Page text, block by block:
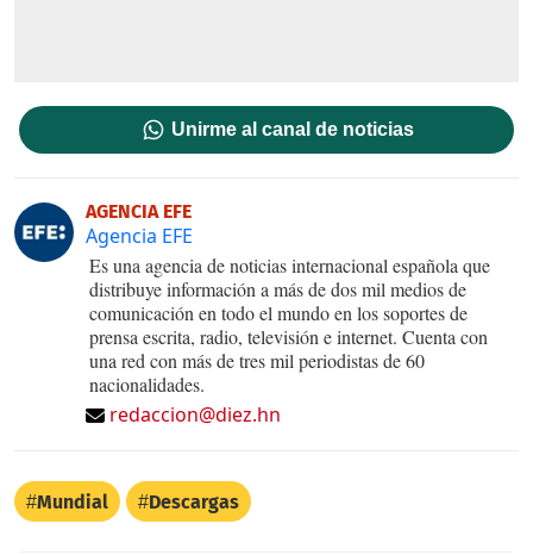
Unirme al canal de noticias
AGENCIA EFE
Agencia EFE
Es una agencia de noticias internacional española que
distribuye información a más de dos mil medios de
comunicación en todo el mundo en los soportes de
prensa escrita, radio, televisión e internet. Cuenta con
una red con más de tres mil periodistas de 60
nacionalidades.
redaccion@diez.hn
Mundial Descargas